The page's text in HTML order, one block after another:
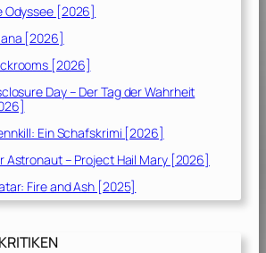
Odyssee [2026]
[2026]
[2026]
Day – Der Tag der Wahrheit
Ein Schafskrimi [2026]
Astronaut – Project Hail Mary [2026]
Fire and Ash [2025]